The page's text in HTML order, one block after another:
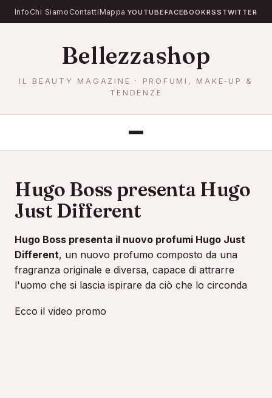
Info Chi Siamo ContattiMappa YOUTUBEFACEBOOKRSS TWITTER
Bellezzashop
IL BEAUTY MAGAZINE · PROFUMI, MAKE‐UP &
TENDENZE
PROFUMI DONNA PROFUMI UOMO ACCESSORI
Hugo Boss presenta Hugo
Just Different
Hugo Boss presenta il nuovo profumi Hugo Just
Different, un nuovo profumo composto da una
fragranza originale e diversa, capace di attrarre
l'uomo che si lascia ispirare da ciò che lo circonda
Ecco il video promo